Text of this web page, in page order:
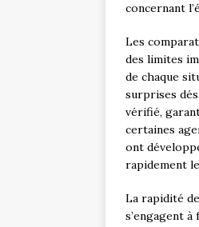
concernant
Les
des limites
de chaque
surprises
vérifié,
certaines
ont
rapidement
La rapidité
s’engagent